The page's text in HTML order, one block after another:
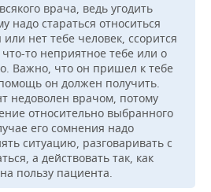
врача, ведь угодить
надо стараться относиться
нет тебе человек, ссорится
то неприятное тебе или о
Важно, что он пришел к тебе
он должен получить.
недоволен врачом, потому
относительно выбранного
его сомнения надо
ситуацию, разговаривать с
а действовать так, как
пользу пациента.